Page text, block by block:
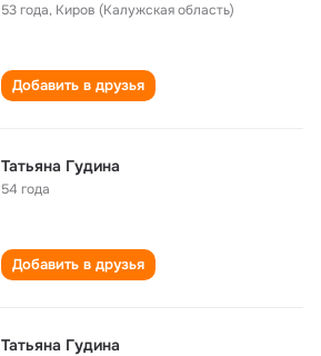
53 года, Киров (Калужская область)
Добавить в друзья
Татьяна Гудина
54 года
Добавить в друзья
Татьяна Гудина